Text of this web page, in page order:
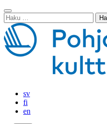
Siirry
sisältöön
Sulje
haku
Haku:
sv
fi
en